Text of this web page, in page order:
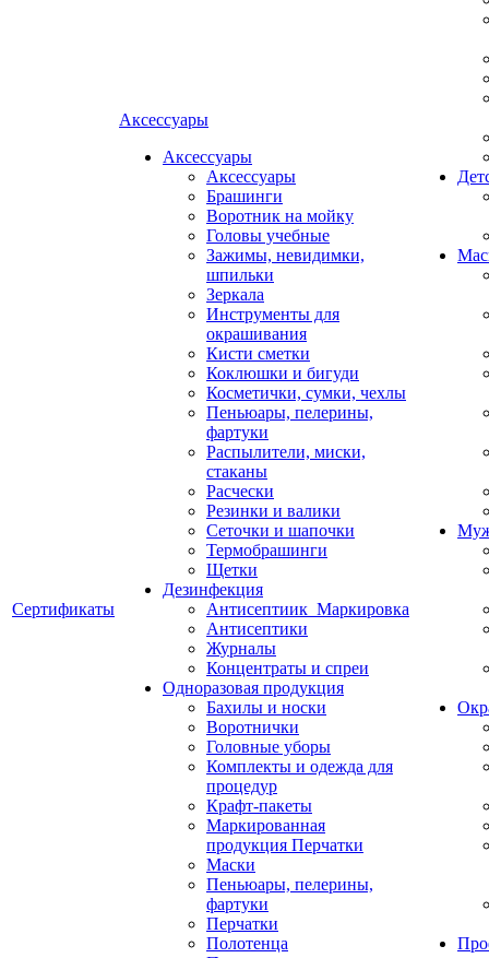
Сертификаты
Аксессуары
Аксессуары
Аксессуары
Брашинги
Воротник на мойку
Головы учебные
Зажимы, невидимки,
шпильки
Зеркала
Инструменты для
окрашивания
Кисти сметки
Коклюшки и бигуди
Косметички, сумки, чехлы
Пеньюары, пелерины,
фартуки
Распылители, миски,
стаканы
Расчески
Резинки и валики
Сеточки и шапочки
Термобрашинги
Щетки
Дезинфекция
Антисептиик_Маркировка
Антисептики
Журналы
Концентраты и спреи
Одноразовая продукция
Бахилы и носки
Воротнички
Головные уборы
Комплекты и одежда для
процедур
Крафт-пакеты
Маркированная
продукция Перчатки
Маски
Пеньюары, пелерины,
фартуки
Перчатки
Полотенца